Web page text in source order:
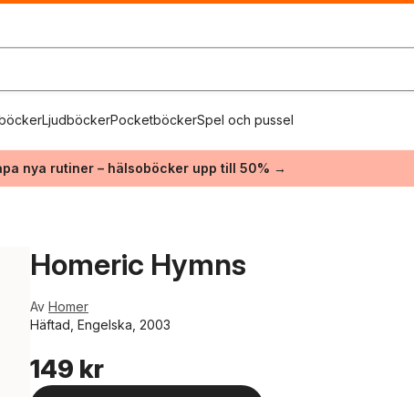
LjudböckerPocketböckerSpel och pussel
nya rutiner – hälsoböcker upp till 50% →
Homeric Hymns
Av Homer
Häftad, Engelska, 2003
149 kr